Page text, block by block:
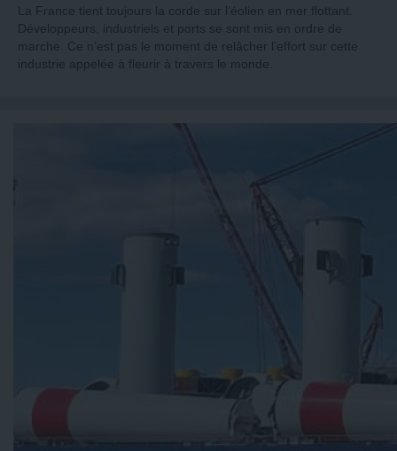
La France tient toujours la corde sur l’éolien en mer flottant.
Développeurs, industriels et ports se sont mis en ordre de
marche. Ce n’est pas le moment de relâcher l’effort sur cette
industrie appelée à fleurir à travers le monde.